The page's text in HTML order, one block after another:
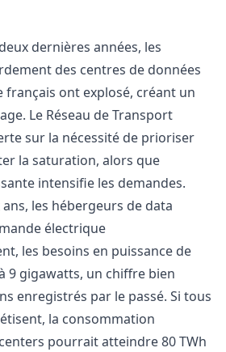
dernières années, les
des centres de données
français ont explosé, créant un
Le Réseau de Transport
sur la nécessité de prioriser
la saturation, alors que
intensifie les demandes.
les hébergeurs de data
électrique
les besoins en puissance de
9 gigawatts, un chiffre bien
enregistrés par le passé. Si tous
la consommation
pourrait atteindre 80 TWh